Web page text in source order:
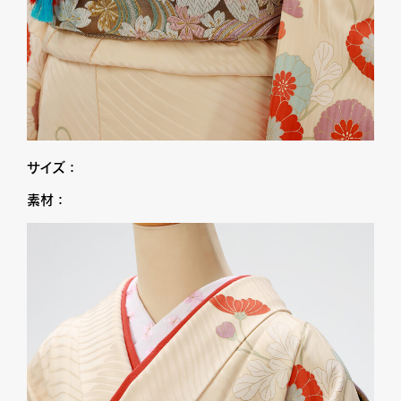
サイズ：
素材：